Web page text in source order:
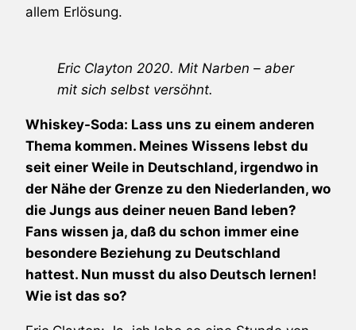
allem Erlösung.
Eric Clayton 2020. Mit Narben – aber
mit sich selbst versöhnt.
Whiskey-Soda: Lass uns zu einem anderen
Thema kommen. Meines Wissens lebst du
seit einer Weile in Deutschland, irgendwo in
der Nähe der Grenze zu den Niederlanden, wo
die Jungs aus deiner neuen Band leben?
Fans wissen ja, daß du schon immer eine
besondere Beziehung zu Deutschland
hattest. Nun musst du also Deutsch lernen!
Wie ist das so?